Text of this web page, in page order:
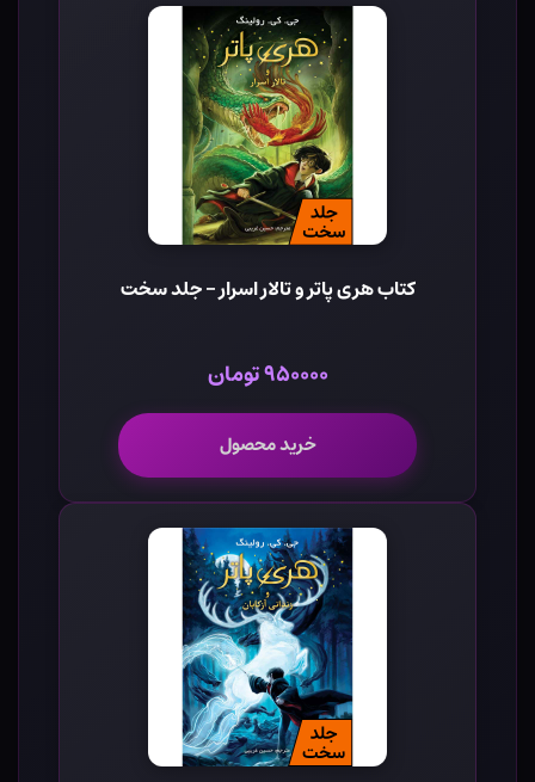
کتاب هری پاتر و تالار اسرار - جلد سخت
۹۵۰۰۰۰ تومان
خرید محصول